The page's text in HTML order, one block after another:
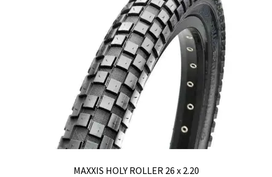
MAXXIS HOLY ROLLER 26 x 2.20